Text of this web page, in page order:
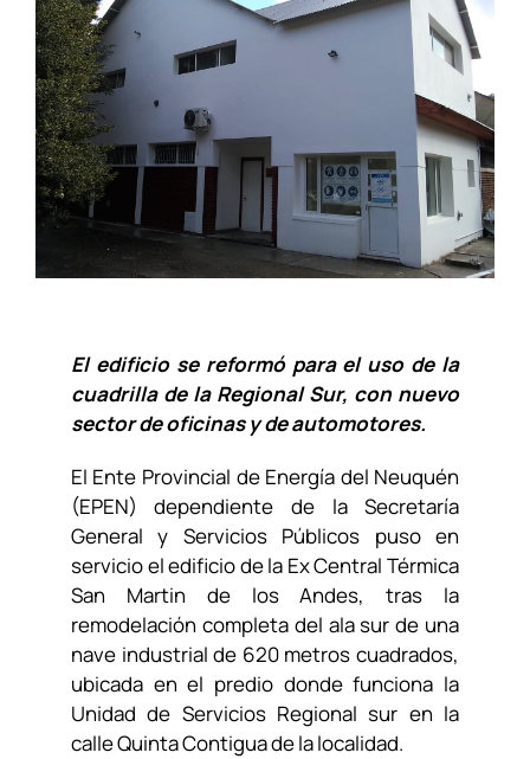
El edificio se reformó para el uso de la
cuadrilla de la Regional Sur, con nuevo
sector de oficinas y de automotores.
El Ente Provincial de Energía del Neuquén
(EPEN) dependiente de la Secretaría
General y Servicios Públicos puso en
servicio el edificio de la Ex Central Térmica
San Martin de los Andes, tras la
remodelación completa del ala sur de una
nave industrial de 620 metros cuadrados,
ubicada en el predio donde funciona la
Unidad de Servicios Regional sur en la
calle Quinta Contigua de la localidad.